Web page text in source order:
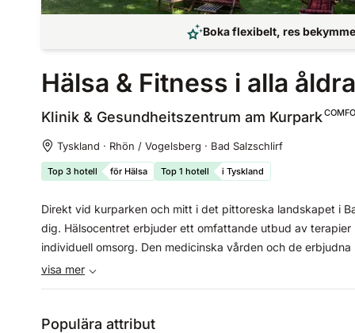
Boka flexibelt, res
Hälsa & Fitness i alla
Klinik & Gesundheitszentrum am Kurpark
Tyskland · Rhön / Vogelsberg · Bad Salzschlirf
Top 3 hotell för Hälsa Top 1 hotell i Tyskland
Direkt vid kurparken och mitt i det pittoreska landskapet i
dig. Hälsocentret erbjuder ett omfattande utbud av
individuell omsorg. Den medicinska vården och de
och effektiv.
visa mer
Populära attribut